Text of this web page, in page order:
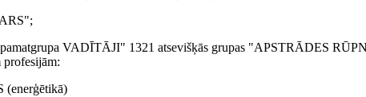
VADĪTĀJI" 1321 atsevišķās grupas "APSTRĀDES
profesijām:
(enerģētikā)